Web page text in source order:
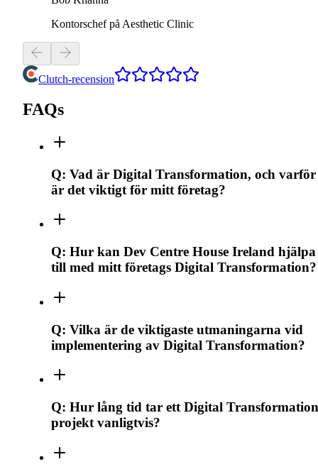
Kontorschef på Aesthetic Clinic
Clutch-recension
FAQs
Q: Vad är Digital Transformation, och varför
är det viktigt för mitt företag?
Q: Hur kan Dev Centre House Ireland hjälpa
till med mitt företags Digital Transformation?
Q: Vilka är de viktigaste utmaningarna vid
implementering av Digital Transformation?
Q: Hur lång tid tar ett Digital
projekt vanligtvis?